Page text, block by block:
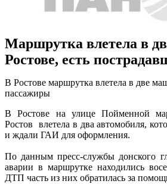
Маршрутка влетела в
Ростове, есть
В Ростове маршрутка влетела в две
пассажиры
В Ростове на улице Пойменной
Ростов влетела в два автомобиля,
и ждали ГАИ для оформления.
По данным пресс-службы донского
аварии в маршрутке находились
ДТП часть из них обратилась за